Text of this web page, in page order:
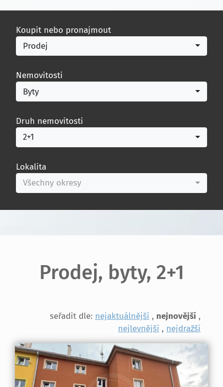
Koupit nebo pronajmout
Prodej
Nemovitosti
Byty
Druh nemovitosti
2+1
Lokalita
Všechny okresy
Prodej, byty, 2+1
seřadit dle: nejaktuálnější , nejnovější ,
nejlevnější , nejdražší